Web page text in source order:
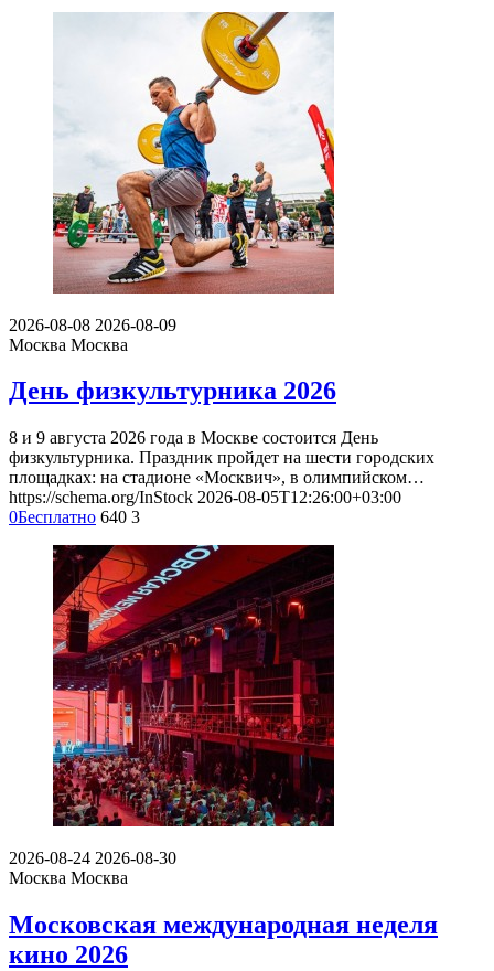
2026-08-08 2026-08-09
Москва Москва
День физкультурника 2026
8 и 9 августа 2026 года в Москве состоится День
физкультурника. Праздник пройдет на шести городских
площадках: на стадионе «Москвич», в олимпийском…
https://schema.org/InStock 2026-08-05T12:26:00+03:00
0Бесплатно 640 3
2026-08-24 2026-08-30
Москва Москва
Московская международная неделя
кино 2026